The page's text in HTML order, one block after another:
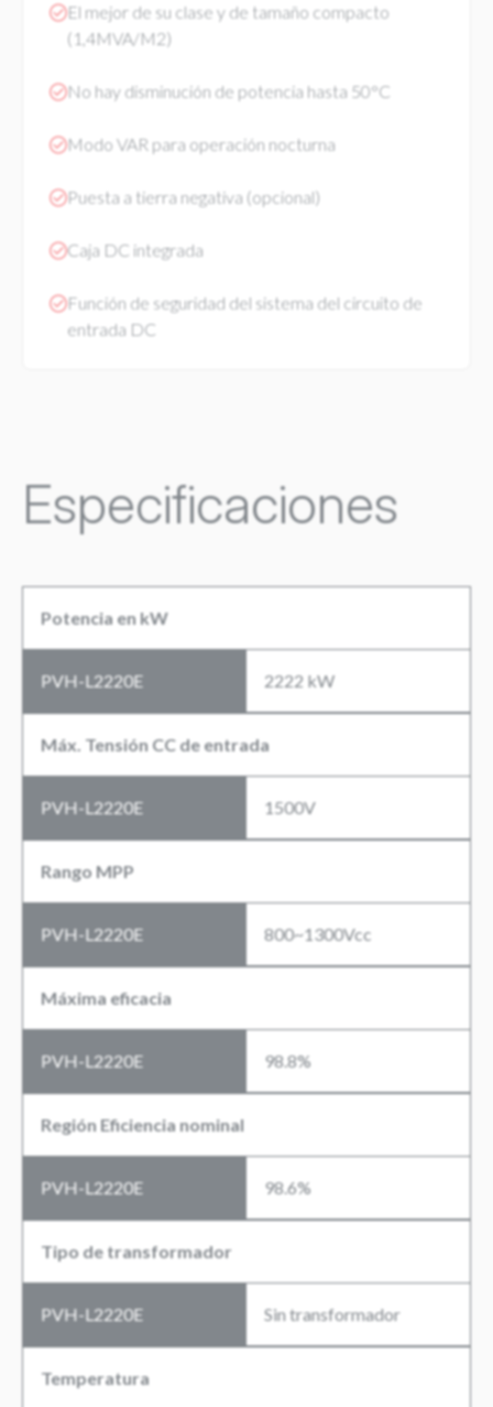
El mejor de su clase y de tamaño compacto
(1,4MVA/M2)
No hay disminución de potencia hasta 50°C
Modo VAR para operación nocturna
Puesta a tierra negativa (opcional)
Caja DC integrada
Función de seguridad del sistema del circuito de
entrada DC
Especificaciones
Potencia en kW
PVH-L2220E 2222 kW
Máx. Tensión CC de entrada
PVH-L2220E 1500V
Rango MPP
PVH-L2220E 800~1300Vcc
Máxima eficacia
PVH-L2220E 98.8%
Región Eficiencia nominal
PVH-L2220E 98.6%
Tipo de transformador
PVH-L2220E Sin transformador
Temperatura